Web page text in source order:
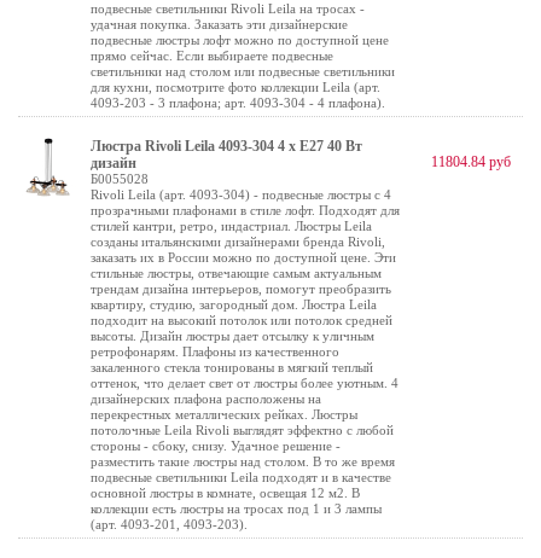
подвесные светильники Rivoli Leila на тросах -
удачная покупка. Заказать эти дизайнерские
подвесные люстры лофт можно по доступной цене
прямо сейчас. Если выбираете подвесные
светильники над столом или подвесные светильники
для кухни, посмотрите фото коллекции Leila (арт.
4093-203 - 3 плафона; арт. 4093-304 - 4 плафона).
Люстра Rivoli Leila 4093-304 4 х Е27 40 Вт
дизайн
Б0055028
Rivoli Leila (арт. 4093-304) - подвесные люстры с 4
прозрачными плафонами в стиле лофт. Подходят для
стилей кантри, ретро, индастриал. Люстры Leila
созданы итальянскими дизайнерами бренда Rivoli,
заказать их в России можно по доступной цене. Эти
стильные люстры, отвечающие самым актуальным
трендам дизайна интерьеров, помогут преобразить
квартиру, студию, загородный дом. Люстра Leila
подходит на высокий потолок или потолок средней
высоты. Дизайн люстры дает отсылку к уличным
ретрофонарям. Плафоны из качественного
закаленного стекла тонированы в мягкий теплый
оттенок, что делает свет от люстры более уютным. 4
дизайнерских плафона расположены на
перекрестных металлических рейках. Люстры
потолочные Leila Rivoli выглядят эффектно с любой
стороны - сбоку, снизу. Удачное решение -
разместить такие люстры над столом. В то же время
подвесные светильники Leila подходят и в качестве
основной люстры в комнате, освещая 12 м2. В
коллекции есть люстры на тросах под 1 и 3 лампы
(арт. 4093-201, 4093-203).
11804.84 руб